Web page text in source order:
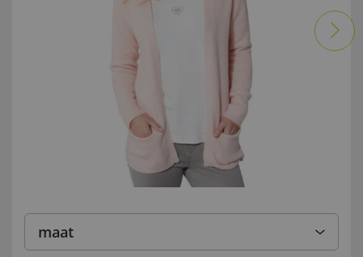
maat